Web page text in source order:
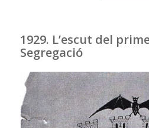
1929. L’escut del
Segregació